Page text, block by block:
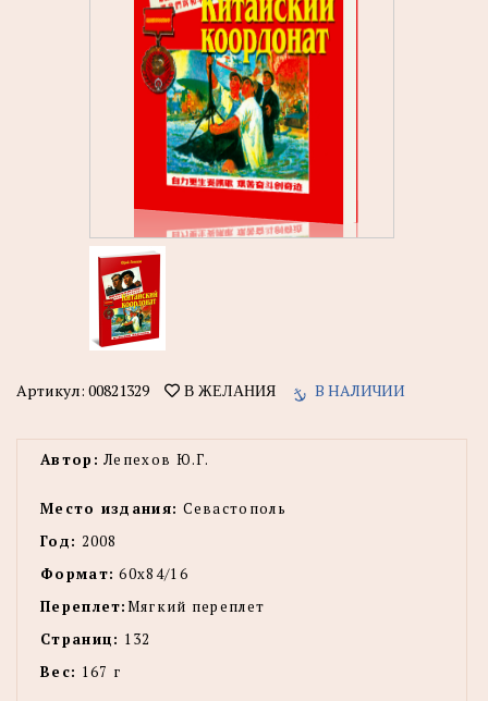
Артикул: 00821329 В ЖЕЛАНИЯ В НАЛИЧИИ
Автор: Лепехов Ю.Г.
Место издания: Севастополь
Год: 2008
Формат: 60x84/16
Переплет:Мягкий переплет
Страниц: 132
Вес: 167 г